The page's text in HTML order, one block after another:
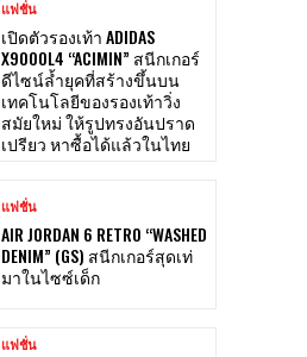
แฟชั่น
เปิดตัวรองเท้า ADIDAS
X9000L4 “ACIMIN” สนีกเกอร์
ดีไซน์ล้ำยุคที่สร้างขึ้นบน
เทคโนโลยีของรองเท้าวิ่ง
สมัยใหม่ ให้รูปทรงอันปราด
เปรียว หาซื้อได้แล้วในไทย
แฟชั่น
AIR JORDAN 6 RETRO “WASHED
DENIM” (GS) สนีกเกอร์สุดเท่
มาในไซซ์เด็ก
แฟชั่น